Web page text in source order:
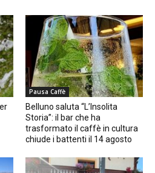
Pausa Caffè
Belluno saluta “L’Insolita
Storia”: il bar che ha
trasformato il caffè in cultura
chiude i battenti il 14 agosto